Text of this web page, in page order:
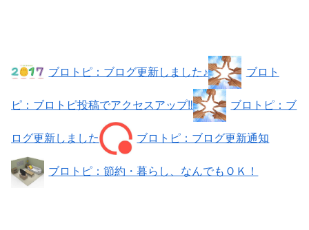
ブロトピ：ブログ更新しました♪ ブロト
ピ：ブロトピ投稿でアクセスアップ‼ ブロトピ：ブ
ログ更新しました ブロトピ：ブログ更新通知
ブロトピ：節約・暮らし、なんでもＯＫ！